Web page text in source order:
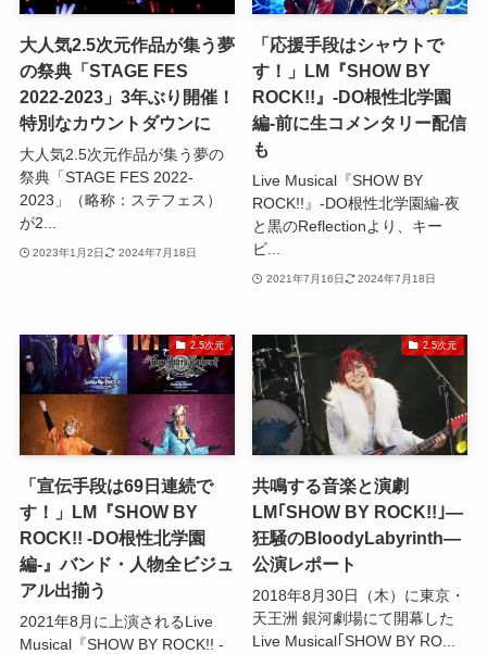
大人気2.5次元作品が集う夢
の祭典「STAGE FES
2022-2023」3年ぶり開催！
特別なカウントダウンに
大人気2.5次元作品が集う夢の
祭典「STAGE FES 2022-
2023」（略称：ステフェス）
が2...
2023年1月2日 2024年7月18日
「応援手段はシャウトで
す！」LM『SHOW BY
ROCK!!』-DO根性北学園
編-前に生コメンタリー配信
も
Live Musical『SHOW BY
ROCK!!』-DO根性北学園編-夜
と黒のReflectionより、キー
ビ...
2021年7月16日 2024年7月18日
2.5次元
「宣伝手段は69日連続で
す！」LM『SHOW BY
ROCK!! -DO根性北学園
編-』バンド・人物全ビジュ
アル出揃う
2021年8月に上演されるLive
Musical『SHOW BY ROCK!! -
2.5次元
共鳴する音楽と演劇
LM｢SHOW BY ROCK!!｣―
狂騒のBloodyLabyrinth―
公演レポート
2018年8月30日（木）に東京・
天王洲 銀河劇場にて開幕した
Live Musical｢SHOW BY RO...